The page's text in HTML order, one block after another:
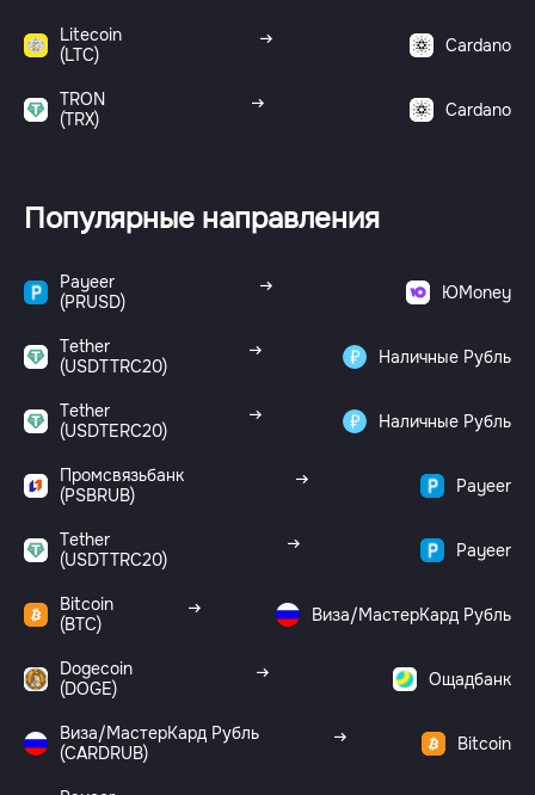
Litecoin
(LTC)
Cardano
TRON
(TRX)
Cardano
Популярные направления
Payeer
(PRUSD)
ЮMoney
Tether
(USDTTRC20)
Наличные Рубль
Tether
(USDTERC20)
Наличные Рубль
Промсвязьбанк
(PSBRUB)
Payeer
Tether
(USDTTRC20)
Payeer
Bitcoin
(BTC)
Виза/МастерКард Рубль
Dogecoin
(DOGE)
Ощадбанк
Виза/МастерКард Рубль
(CARDRUB)
Bitcoin